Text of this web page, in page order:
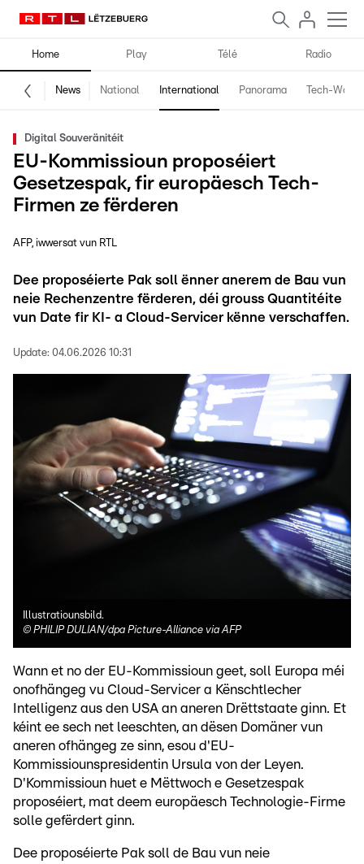
Home Play Télé Radio
News National International Panorama Tech-World
Digital Souveränitéit
EU-Kommissioun proposéiert
Gesetzespak, fir europäesch Tech-
Firmen ze fërderen
AFP, iwwersat vun RTL
Dee proposéierte Pak soll ënner anerem de Bau vun
neie Rechenzentre fërderen, déi grouss Quantitéite
vun Date fir KI- a Cloud-Servicer kënne verschaffen.
Update: 04.06.2026 10:31
Illustratiounsbild.
© PHILIP DULIAN/dpa Picture-Alliance via AFP
Wann et no der EU-Kommissioun geet, soll Europa méi
onofhängeg vu Cloud-Servicer a Kënschtlecher
Intelligenz aus den USA an aneren Drëttstaate ginn. Et
kéint ee sech net leeschten, an dësen Domäner vun
aneren ofhängeg ze sinn, esou d'EU-
Kommissiounspresidentin Ursula von der Leyen.
D'Kommissioun huet e Mëttwoch e Gesetzespak
proposéiert, mat deem europäesch Technologie-Firme
solle gefërdert ginn.
Dee proposéierte Pak soll de Bau vun neie